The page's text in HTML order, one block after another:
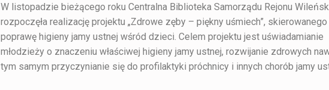
W listopadzie bieżącego roku Centralna Biblioteka Samorządu Rejonu
rozpoczęła realizację projektu „Zdrowe zęby – piękny uśmiech”, skierowanego
poprawę higieny jamy ustnej wśród dzieci. Celem projektu jest uświadamianie
młodzieży o znaczeniu właściwej higieny jamy ustnej, rozwijanie zdrowych
tym samym przyczynianie się do profilaktyki próchnicy i innych chorób jamy